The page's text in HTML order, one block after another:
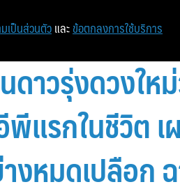
หน้าแรก ท่องเที่ยว
ดาวรุ่งดวงใ
แรกในชีวิต
งหมดเปลือก
เป็นส่วนตัว และ ข้อตกลงการใช้บริการ